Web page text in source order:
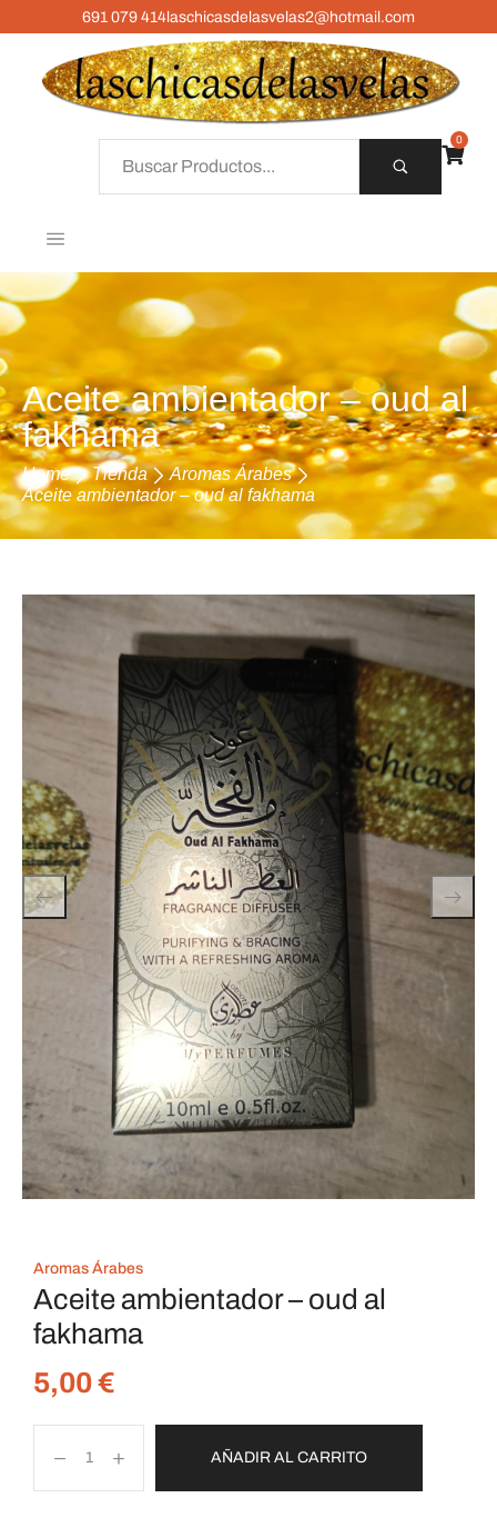
691 079 414laschicasdelasvelas2@hotmail.com
0
Aceite ambientador – oud al
fakhama
Home Tienda
Aromas Árabes
Aceite ambientador – oud al fakhama
Aromas Árabes
Aceite ambientador – oud al
fakhama
5,00€
AÑADIR AL CARRITO